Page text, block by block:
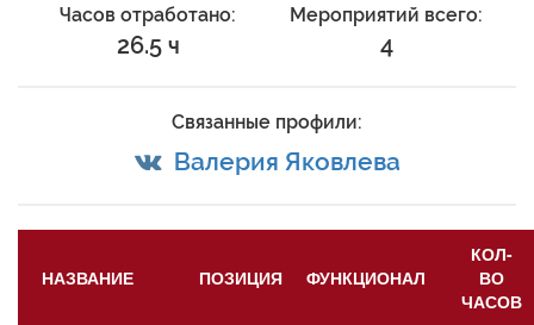
Часов отработано:
26.5 ч
Мероприятий всего:
4
Связанные профили:
Валерия Яковлева
НАЗВАНИЕ ПОЗИЦИЯ ФУНКЦИОНАЛ
КОЛ-
ВО
ЧАСОВ